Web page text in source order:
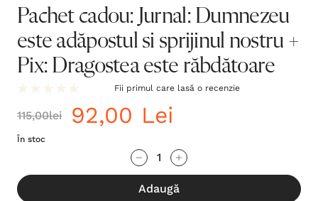
Pachet cadou: Jurnal: Dumnezeu
este adăpostul si sprijinul nostru +
Pix: Dragostea este răbdătoare
Fii primul care lasă o recenzie
115,00lei 92,00 Lei
În stoc
te!
Stocul
Adaugă